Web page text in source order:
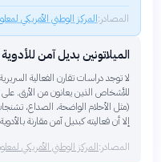
المصادر:المركز الوطني الأمريكي
الميلاتونين بديل آمن
لا توجد دراسات تقارن الفعالية
للأشخاص الذين يعانون من الأرق. على
(مثل الأحلام الواضحة، الصداع،
إلا أن فعاليته كبديل آمن مقارنة
المصادر:المركز الوطني الأمريكي